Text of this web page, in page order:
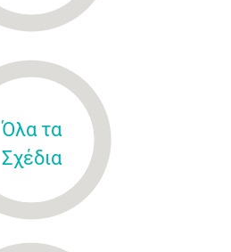
Όλα τα
Σχέδια